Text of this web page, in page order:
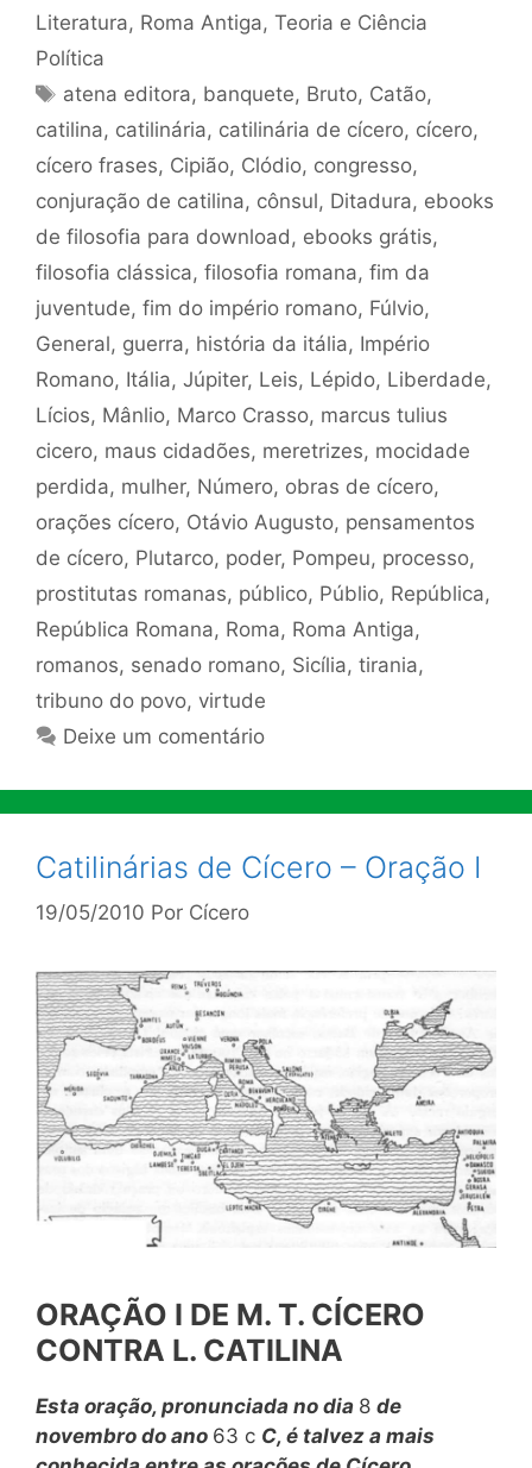
Literatura, Roma Antiga, Teoria e Ciência
Política
Tags
atena editora, banquete, Bruto, Catão,
catilina, catilinária, catilinária de cícero, cícero,
cícero frases, Cipião, Clódio, congresso,
conjuração de catilina, cônsul, Ditadura, ebooks
de filosofia para download , ebooks grátis,
filosofia clássica, filosofia romana, fim da
juventude, fim do império romano, Fúlvio,
General, guerra, história da itália, Império
Romano, Itália, Júpiter, Leis, Lépido, Liberdade,
Lícios, Mânlio, Marco Crasso, marcus tulius
cicero, maus cidadões, meretrizes, mocidade
perdida, mulher, Número, obras de cícero,
orações cícero, Otávio Augusto, pensamentos
de cícero, Plutarco, poder, Pompeu, processo,
prostitutas romanas, público, Públio, República,
República Romana, Roma, Roma Antiga,
romanos, senado romano, Sicília, tirania,
tribuno do povo, virtude
Deixe um comentário
Catilinárias de Cícero – Oração I
19/05/2010 Por Cícero
ORAÇÃO I DE M. T. CÍCERO
CONTRA L. CATILINA
Esta oração, pronunciada no dia 8 de
novembro do ano 63 c C, é talvez a mais